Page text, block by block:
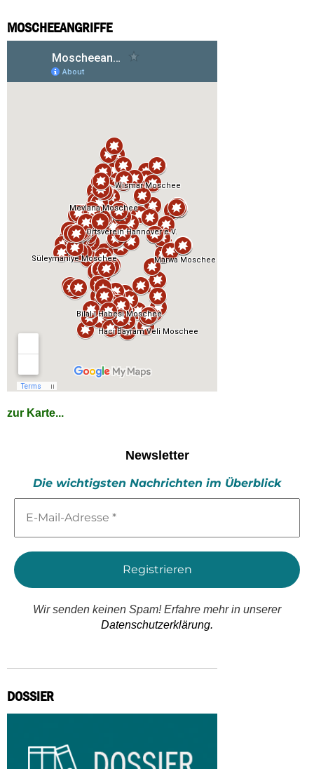
MOSCHEEANGRIFFE
zur Karte...
Newsletter
Die wichtigsten Nachrichten im Überblick
Mail-
*
Wir senden keinen Spam! Erfahre mehr in unserer
Datenschutzerklärung.
DOSSIER